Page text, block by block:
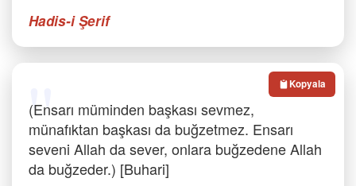
Hadis-i Şerif
(Ensarı müminden başkası sevmez,
münafıktan başkası da buğzetmez. Ensarı
seveni Allah da sever, onlara buğzedene Allah
da buğzeder.) [Buhari]
Kopyala